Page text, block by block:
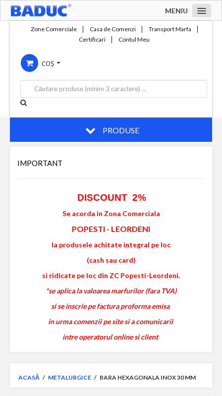
MENIU
Compania
Servicii
Productie
Contact
Zone Comerciale Casa de Comenzi
Transport Marfa
Certificari
Contul Meu
COȘ
PRODUSE
IMPORTANT
DISCOUNT 2%
Se acorda in Zona Comerciala
POPESTI - LEORDENI
la produsele achitate integral pe loc
(cash sau card)
si ridicate pe loc din ZC Popesti-Leordeni.
*se aplica la valoarea marfurilor (fara TVA)
si se inscrie pe factura proforma emisa
in urma comenzii pe site si a comunicarii
intre operatorul online si client
ACASĂ / METALURGICE / BARA HEXAGONALA INOX 30 MM